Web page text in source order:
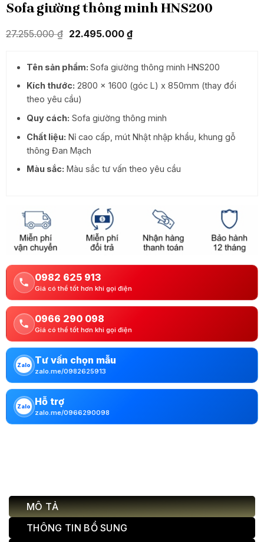
Sofa giường thông minh HNS200
27.255.000₫ Giá
27.255.000 ₫.
22.495.000 ₫Giá
hiện
22.495.000 ₫.
Tên sản phẩm: Sofa giường thông minh HNS200
Kích thước: 2800 x 1600 (góc L) x 850mm (thay đổi
theo yêu cầu)
Quy cách: Sofa giường thông minh
Chất liệu: Nỉ cao cấp, mút Nhật nhập khẩu, khung gỗ
thông Đan Mạch
Màu sắc: Màu sắc tư vấn theo yêu cầu
0982 625 913
Giá có thể tốt hơn khi gọi điện
0966 290 098
Giá có thể tốt hơn khi gọi điện
Zalo Tư vấn chọn mẫu
zalo.me/0982625913
Zalo Hỗ trợ
zalo.me/0966290098
MÔ TẢ
THÔNG TIN BỔ SUNG